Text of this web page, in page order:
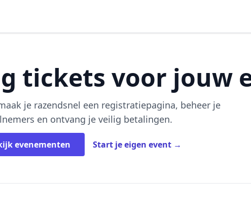
tickets voor jouw
je razendsnel een registratiepagina, beheer je
en ontvang je veilig betalingen.
evenementen Start je eigen event →